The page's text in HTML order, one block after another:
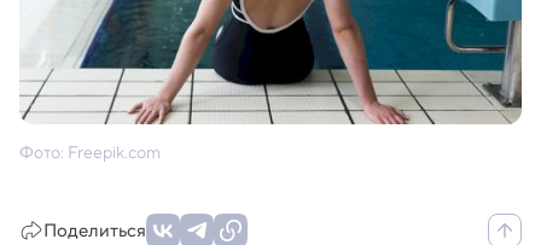
Фото: Freepik.com
Поделиться